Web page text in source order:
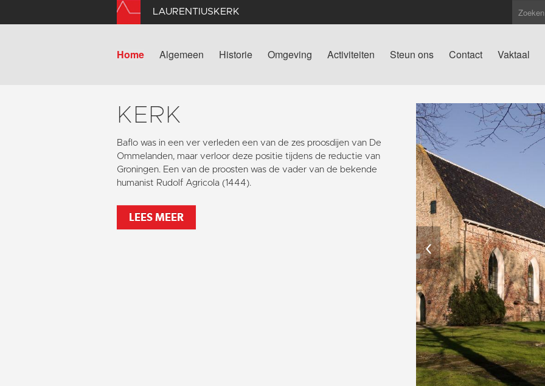
LAURENTIUSKERK
Home Algemeen Historie Omgeving Activiteiten Steun ons Contact Vaktaal
KERK
Baflo was in een ver verleden een van de zes proosdijen van De
Ommelanden, maar verloor deze positie tijdens de reductie van
Groningen. Een van de proosten was de vader van de bekende
humanist Rudolf Agricola (1444).
LEES MEER
‹